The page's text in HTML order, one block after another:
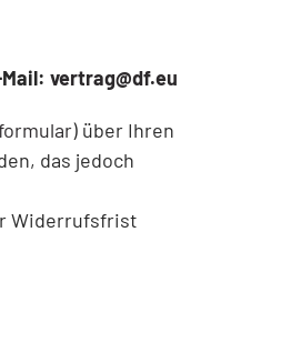
vertrag@df.eu
) über Ihren
das jedoch
Widerrufsfrist